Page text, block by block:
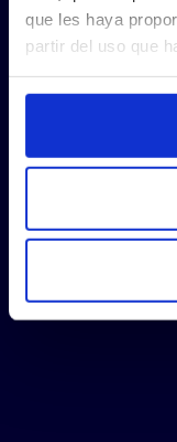
que les haya
partir del uso que